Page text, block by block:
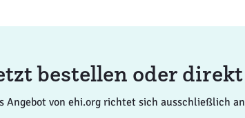
bestellen oder
Angebot von ehi.org richtet sich ausschließlich